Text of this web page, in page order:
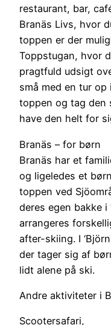
restaurant, bar,
Branäs Livs, hvor
toppen er der
Toppstugan, hvor
pragtfuld udsigt
små med en tur
toppen og tag den
have den helt for
Branäs – for børn
Branäs har et
og ligeledes et
toppen ved
deres egen bakke i
arrangeres
after-skiing. I
der tager sig af
lidt alene på ski.
Andre aktiviteter i
Scootersafari,